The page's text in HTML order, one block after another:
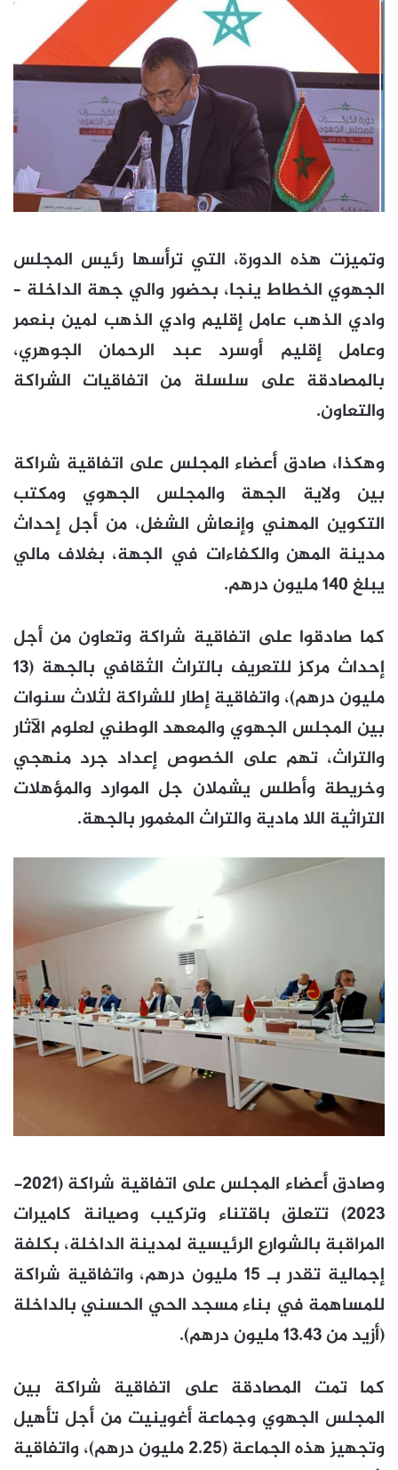
وتميزت هذه الدورة، التي ترأسها رئيس المجلس
الجهوي الخطاط ينجا، بحضور والي جهة الداخلة –
وادي الذهب عامل إقليم وادي الذهب لمين بنعمر
وعامل إقليم أوسرد عبد الرحمان الجوهري،
بالمصادقة على سلسلة من اتفاقيات الشراكة
والتعاون.
وهكذا، صادق أعضاء المجلس على اتفاقية شراكة
بين ولاية الجهة والمجلس الجهوي ومكتب
التكوين المهني وإنعاش الشغل، من أجل إحداث
مدينة المهن والكفاءات في الجهة، بغلاف مالي
يبلغ 140 مليون درهم.
كما صادقوا على اتفاقية شراكة وتعاون من أجل
إحداث مركز للتعريف بالتراث الثقافي بالجهة (13
مليون درهم)، واتفاقية إطار للشراكة لثلاث سنوات
بين المجلس الجهوي والمعهد الوطني لعلوم الآثار
والتراث، تهم على الخصوص إعداد جرد منهجي
وخريطة وأطلس يشملان جل الموارد والمؤهلات
التراثية اللا مادية والتراث المغمور بالجهة.
وصادق أعضاء المجلس على اتفاقية شراكة (2021-
2023) تتعلق باقتناء وتركيب وصيانة كاميرات
المراقبة بالشوارع الرئيسية لمدينة الداخلة، بكلفة
إجمالية تقدر بـ 15 مليون درهم، واتفاقية شراكة
للمساهمة في بناء مسجد الحي الحسني بالداخلة
(أزيد من 13.43 مليون درهم).
كما تمت المصادقة على اتفاقية شراكة بين
المجلس الجهوي وجماعة أغوينيت من أجل تأهيل
وتجهيز هذه الجماعة (2.25 مليون درهم)، واتفاقية